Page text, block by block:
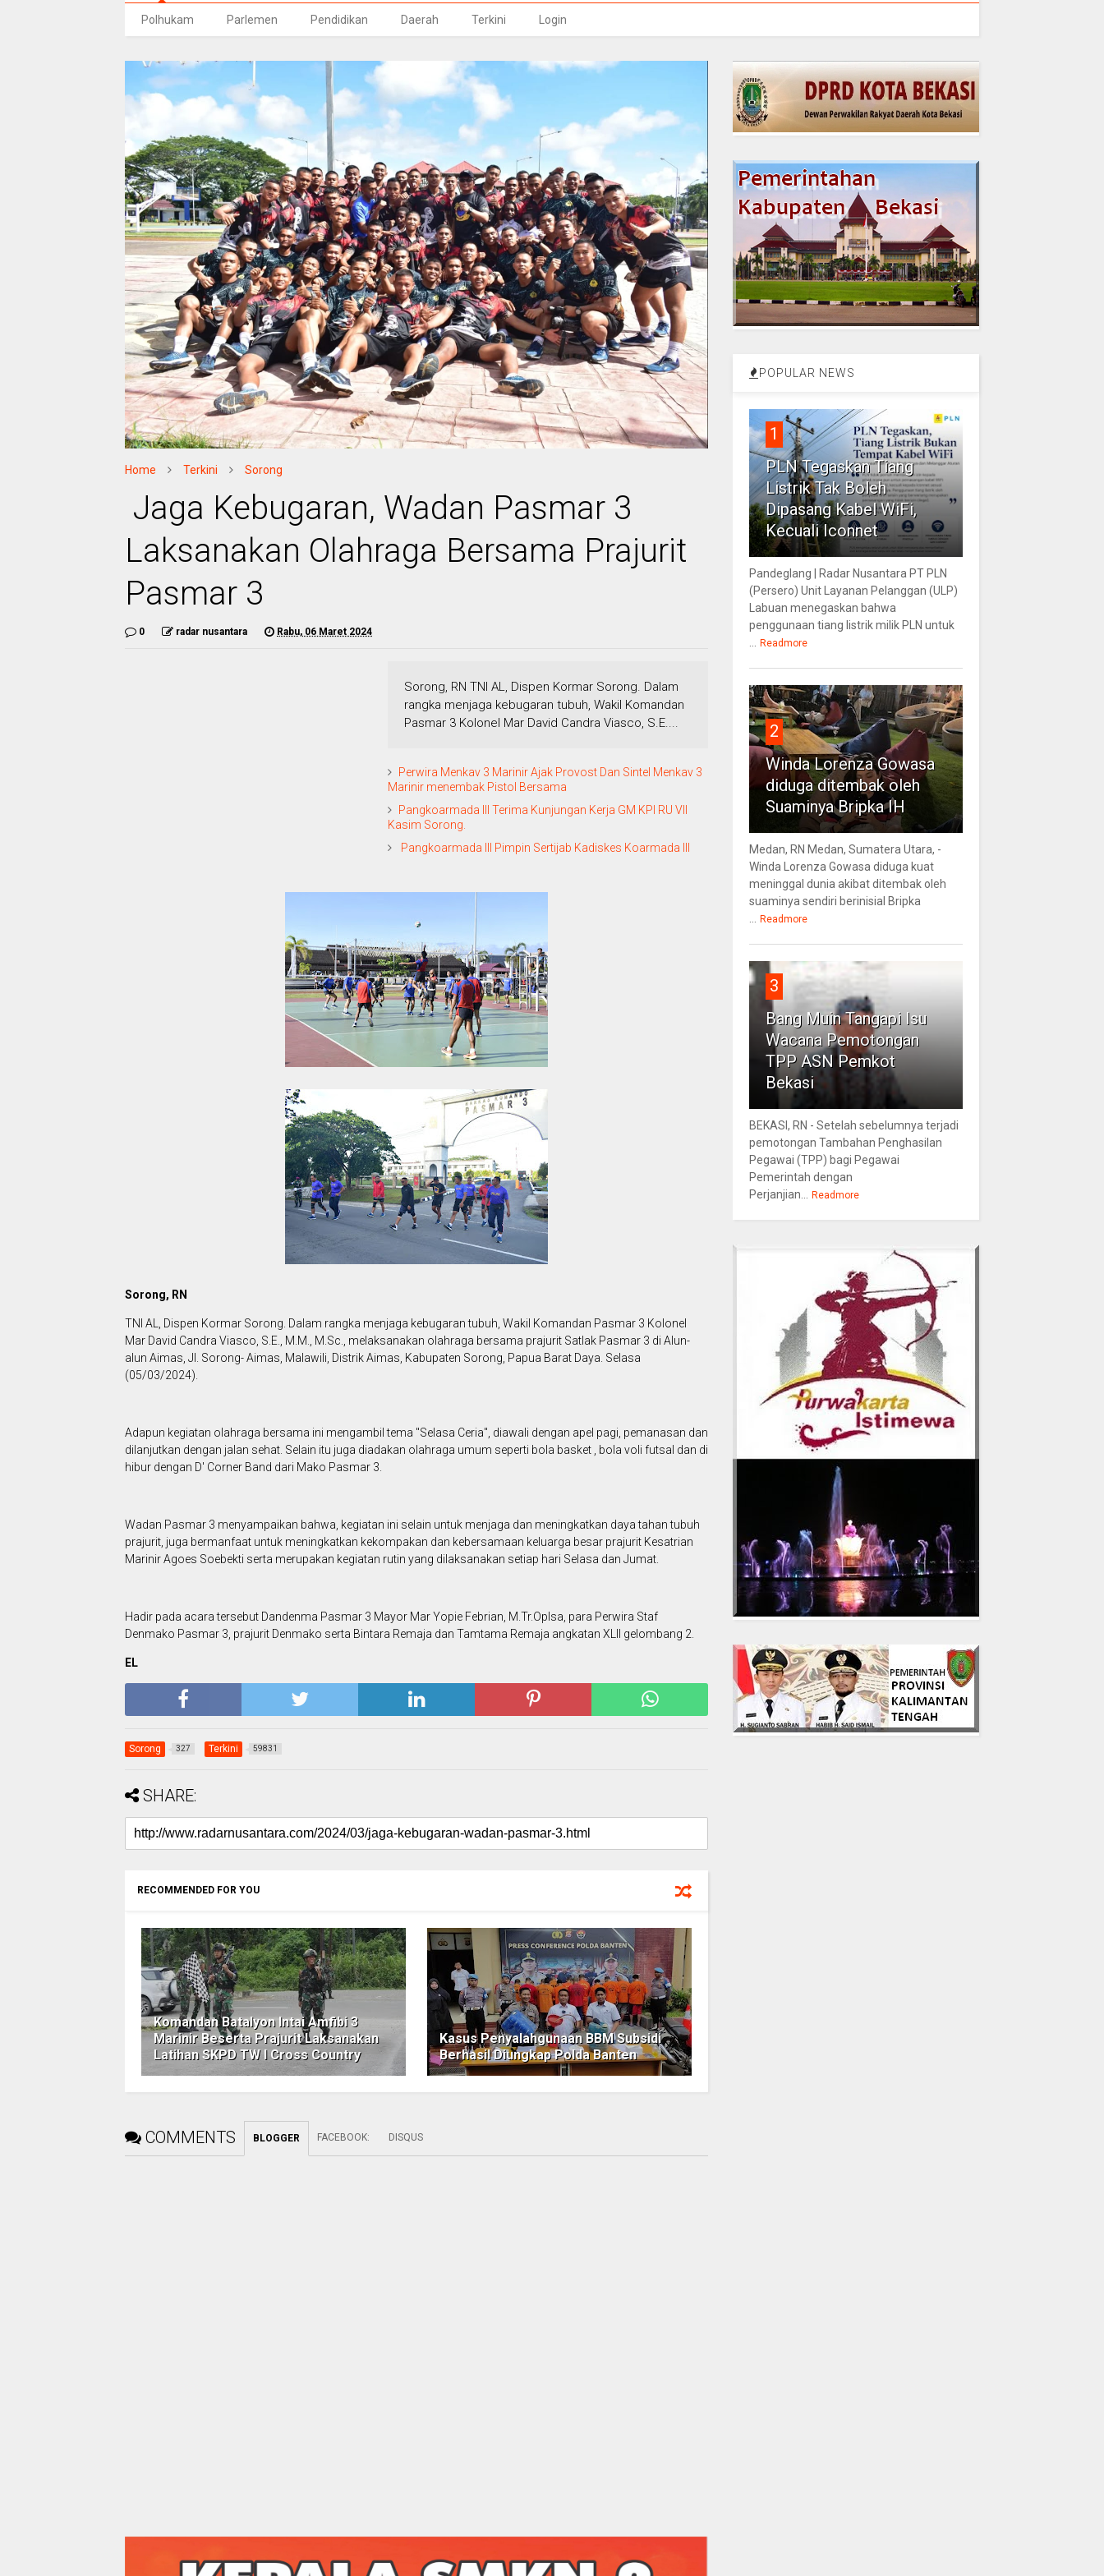
Polhukam Parlemen Pendidikan Daerah Terkini Login
Home Terkini Sorong
Jaga Kebugaran, Wadan Pasmar 3
Laksanakan Olahraga Bersama Prajurit
Pasmar 3
0 radar nusantara Rabu, 06 Maret 2024
Sorong, RN TNI AL, Dispen Kormar Sorong. Dalam
rangka menjaga kebugaran tubuh, Wakil Komandan
Pasmar 3 Kolonel Mar David Candra Viasco, S.E....
Perwira Menkav 3 Marinir Ajak Provost Dan Sintel Menkav 3
Marinir menembak Pistol Bersama
Pangkoarmada III Terima Kunjungan Kerja GM KPI RU VII
Kasim Sorong.
Pangkoarmada III Pimpin Sertijab Kadiskes Koarmada III
Sorong, RN
TNI AL, Dispen Kormar Sorong. Dalam rangka menjaga kebugaran tubuh, Wakil Komandan Pasmar 3 Kolonel
Mar David Candra Viasco, S.E., M.M., M.Sc., melaksanakan olahraga bersama prajurit Satlak Pasmar 3 di Alun-
alun Aimas, Jl. Sorong- Aimas, Malawili, Distrik Aimas, Kabupaten Sorong, Papua Barat Daya. Selasa
(05/03/2024).
Adapun kegiatan olahraga bersama ini mengambil tema "Selasa Ceria", diawali dengan apel pagi, pemanasan dan
dilanjutkan dengan jalan sehat. Selain itu juga diadakan olahraga umum seperti bola basket , bola voli futsal dan di
hibur dengan D' Corner Band dari Mako Pasmar 3.
Wadan Pasmar 3 menyampaikan bahwa, kegiatan ini selain untuk menjaga dan meningkatkan daya tahan tubuh
prajurit, juga bermanfaat untuk meningkatkan kekompakan dan kebersamaan keluarga besar prajurit Kesatrian
Marinir Agoes Soebekti serta merupakan kegiatan rutin yang dilaksanakan setiap hari Selasa dan Jumat.
Hadir pada acara tersebut Dandenma Pasmar 3 Mayor Mar Yopie Febrian, M.Tr.Oplsa, para Perwira Staf
Denmako Pasmar 3, prajurit Denmako serta Bintara Remaja dan Tamtama Remaja angkatan XLII gelombang 2.
EL
Sorong 327 Terkini 59831
SHARE:
RECOMMENDED FOR YOU
Komandan Batalyon Intai Amfibi 3
Marinir Beserta Prajurit Laksanakan
Latihan SKPD TW I Cross Country
Kasus Penyalahgunaan BBM Subsidi
Berhasil Diungkap Polda Banten
COMMENTS BLOGGER FACEBOOK: DISQUS
POPULAR NEWS
1
PLN Tegaskan Tiang
Listrik Tak Boleh
Dipasang Kabel WiFi,
Kecuali Iconnet
Pandeglang | Radar Nusantara PT PLN
(Persero) Unit Layanan Pelanggan (ULP)
Labuan menegaskan bahwa
penggunaan tiang listrik milik PLN untuk
Readmore
2
Winda Lorenza Gowasa
diduga ditembak oleh
Suaminya Bripka IH
Medan, RN Medan, Sumatera Utara, -
Winda Lorenza Gowasa diduga kuat
meninggal dunia akibat ditembak oleh
suaminya sendiri berinisial Bripka
Readmore
3
Bang Muin Tangapi Isu
Wacana Pemotongan
TPP ASN Pemkot
Bekasi
BEKASI, RN - Setelah sebelumnya terjadi
pemotongan Tambahan Penghasilan
Pegawai (TPP) bagi Pegawai
Pemerintah dengan
Perjanjian...
Readmore